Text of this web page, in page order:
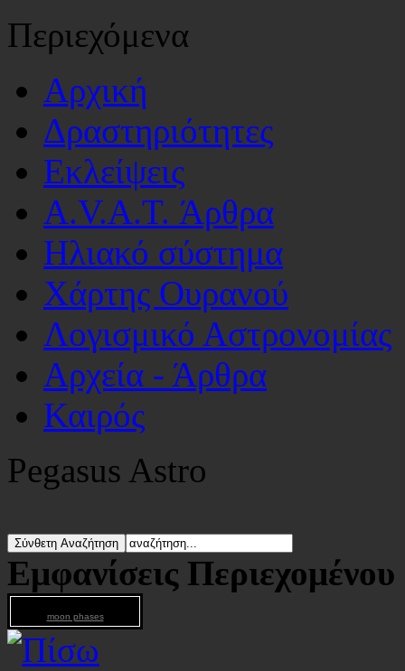
Περιεχόμενα
Αρχική
Δραστηριότητες
Εκλείψεις
A.V.A.T. Άρθρα
Ηλιακό σύστημα
Χάρτης Ουρανού
Λογισμικό Αστρoνομίας
Αρχεία - Άρθρα
Καιρός
Pegasus Astro
Εμφανίσεις Περιεχομένου
moon phases